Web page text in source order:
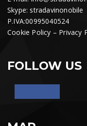
Skype: stradavinonobile
P.IVA:00995040524
Cookie Policy – Privacy
FOLLOW US